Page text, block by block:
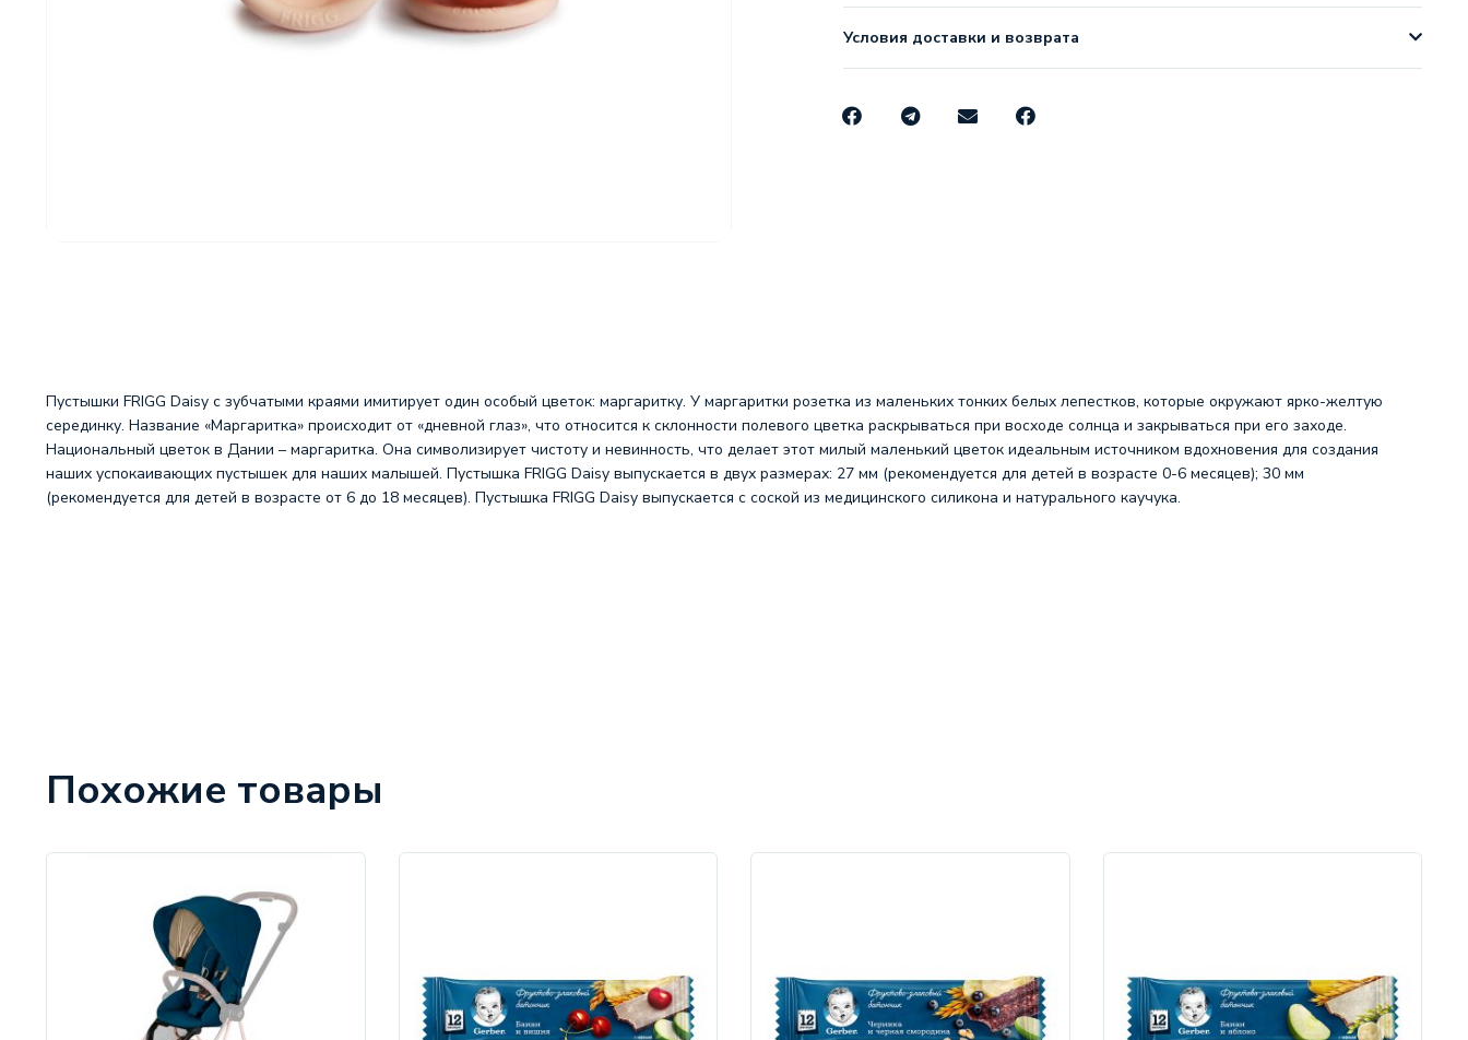
Условия доставки и возврата
Пустышки FRIGG Daisy с зубчатыми краями имитирует один особый цветок: маргаритку. У маргаритки розетка из маленьких тонких белых лепестков, которые окружают ярко-желтую
серединку. Название «Маргаритка» происходит от «дневной глаз», что относится к склонности полевого цветка раскрываться при восходе солнца и закрываться при его заходе.
Национальный цветок в Дании – маргаритка. Она символизирует чистоту и невинность, что делает этот милый маленький цветок идеальным источником вдохновения для создания
наших успокаивающих пустышек для наших малышей. Пустышка FRIGG Daisy выпускается в двух размерах: 27 мм (рекомендуется для детей в возрасте 0-6 месяцев); 30 мм
(рекомендуется для детей в возрасте от 6 до 18 месяцев). Пустышка FRIGG Daisy выпускается с соской из медицинского силикона и натурального каучука.
Похожие товары